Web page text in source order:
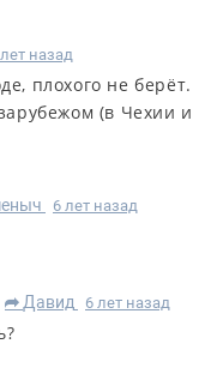
назад
плохого не берёт.
(в Чехии и
6 лет назад
R Дaвид 6 лет назад